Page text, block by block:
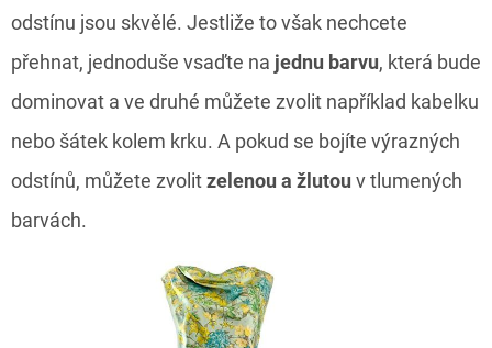
odstínu jsou skvělé. Jestliže to však nechcete
přehnat, jednoduše vsaďte na jednu barvu, která bude
dominovat a ve druhé můžete zvolit například kabelku
nebo šátek kolem krku. A pokud se bojíte výrazných
odstínů, můžete zvolitzelenou a žlutou v tlumených
barvách.